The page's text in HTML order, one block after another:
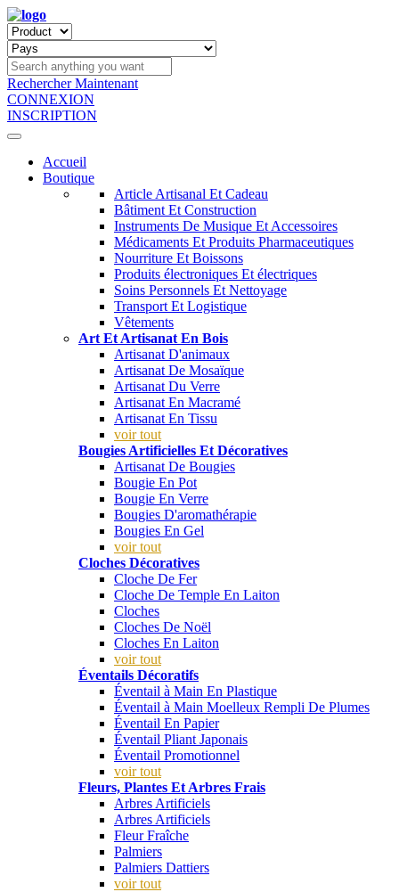
Rechercher Maintenant
CONNEXION
INSCRIPTION
Accueil
Boutique
Article Artisanal Et Cadeau
Bâtiment Et Construction
Instruments De Musique Et Accessoires
Médicaments Et Produits Pharmaceutiques
Nourriture Et Boissons
Produits électroniques Et électriques
Soins Personnels Et Nettoyage
Transport Et Logistique
Vêtements
Art Et Artisanat En Bois
Artisanat D'animaux
Artisanat De Mosaïque
Artisanat Du Verre
Artisanat En Macramé
Artisanat En Tissu
voir tout
Bougies Artificielles Et Décoratives
Artisanat De Bougies
Bougie En Pot
Bougie En Verre
Bougies D'aromathérapie
Bougies En Gel
voir tout
Cloches Décoratives
Cloche De Fer
Cloche De Temple En Laiton
Cloches
Cloches De Noël
Cloches En Laiton
voir tout
Éventails Décoratifs
Éventail à Main En Plastique
Éventail à Main Moelleux Rempli De Plumes
Éventail En Papier
Éventail Pliant Japonais
Éventail Promotionnel
voir tout
Fleurs, Plantes Et Arbres Frais
Arbres Artificiels
Arbres Artificiels
Fleur Fraîche
Palmiers
Palmiers Dattiers
voir tout